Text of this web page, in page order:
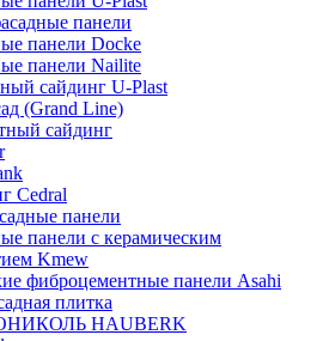
панели
панели Docke
панели Nailite
сайдинг U-Plast
(Grand Line)
сайдинг
Cedral
панели
панели с керамическим
Kmew
фиброцементные панели Asahi
плитка
HAUBERK